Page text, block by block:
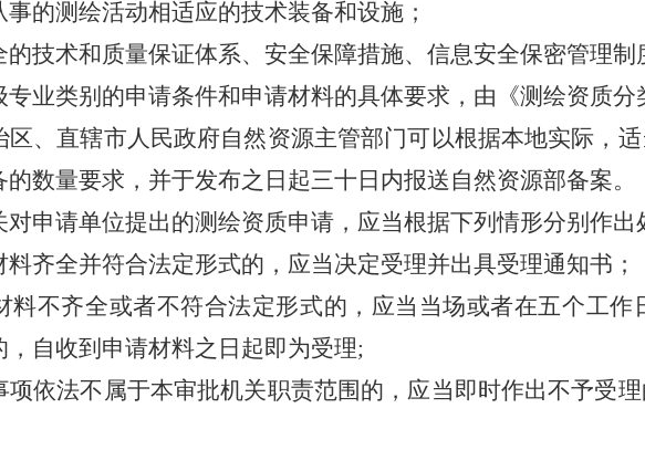
测绘活动相适应的技术装备和设施；
术和质量保证体系、安全保障措施、信息安全保密管理制
类别的申请条件和申请材料的具体要求，由《测绘资质分
直辖市人民政府自然资源主管部门可以根据本地实际，适
数量要求，并于发布之日起三十日内报送自然资源部备案。
请单位提出的测绘资质申请，应当根据下列情形分别作出
全并符合法定形式的，应当决定受理并出具受理通知书；
齐全或者不符合法定形式的，应当当场或者在五个工作
自收到申请材料之日起即为受理;
法不属于本审批机关职责范围的，应当即时作出不予受理